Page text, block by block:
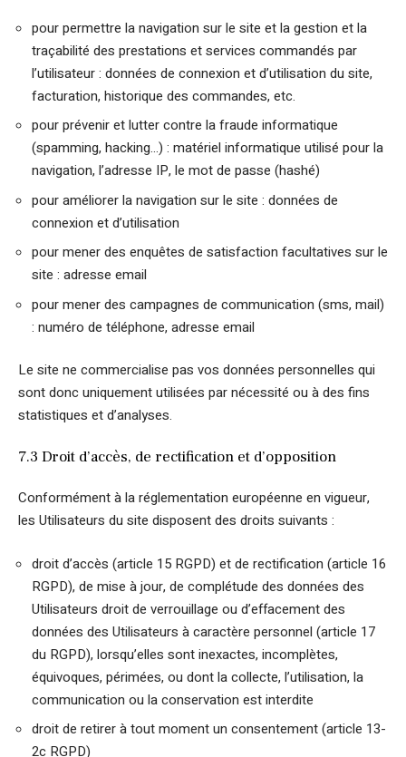
pour permettre la navigation sur le site et la gestion et la
traçabilité des prestations et services commandés par
l’utilisateur : données de connexion et d’utilisation du site,
facturation, historique des commandes, etc.
pour prévenir et lutter contre la fraude informatique
(spamming, hacking…) : matériel informatique utilisé pour la
navigation, l’adresse IP, le mot de passe (hashé)
pour améliorer la navigation sur le site : données de
connexion et d’utilisation
pour mener des enquêtes de satisfaction facultatives sur le
site : adresse email
pour mener des campagnes de communication (sms, mail)
: numéro de téléphone, adresse email
Le site ne commercialise pas vos données personnelles qui
sont donc uniquement utilisées par nécessité ou à des fins
statistiques et d’analyses.
7.3 Droit d’accès, de rectification et d’opposition
Conformément à la réglementation européenne en vigueur,
les Utilisateurs du site disposent des droits suivants :
droit d’accès (article 15 RGPD) et de rectification (article 16
RGPD), de mise à jour, de complétude des données des
Utilisateurs droit de verrouillage ou d’effacement des
données des Utilisateurs à caractère personnel (article 17
du RGPD), lorsqu’elles sont inexactes, incomplètes,
équivoques, périmées, ou dont la collecte, l’utilisation, la
communication ou la conservation est interdite
droit de retirer à tout moment un consentement (article 13-
2c RGPD)